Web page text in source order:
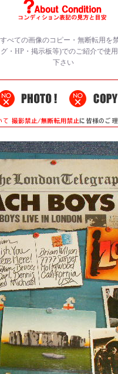
べての画像のコピー・無断転用を
・HP・掲示板等)でのご紹介で使
下さい